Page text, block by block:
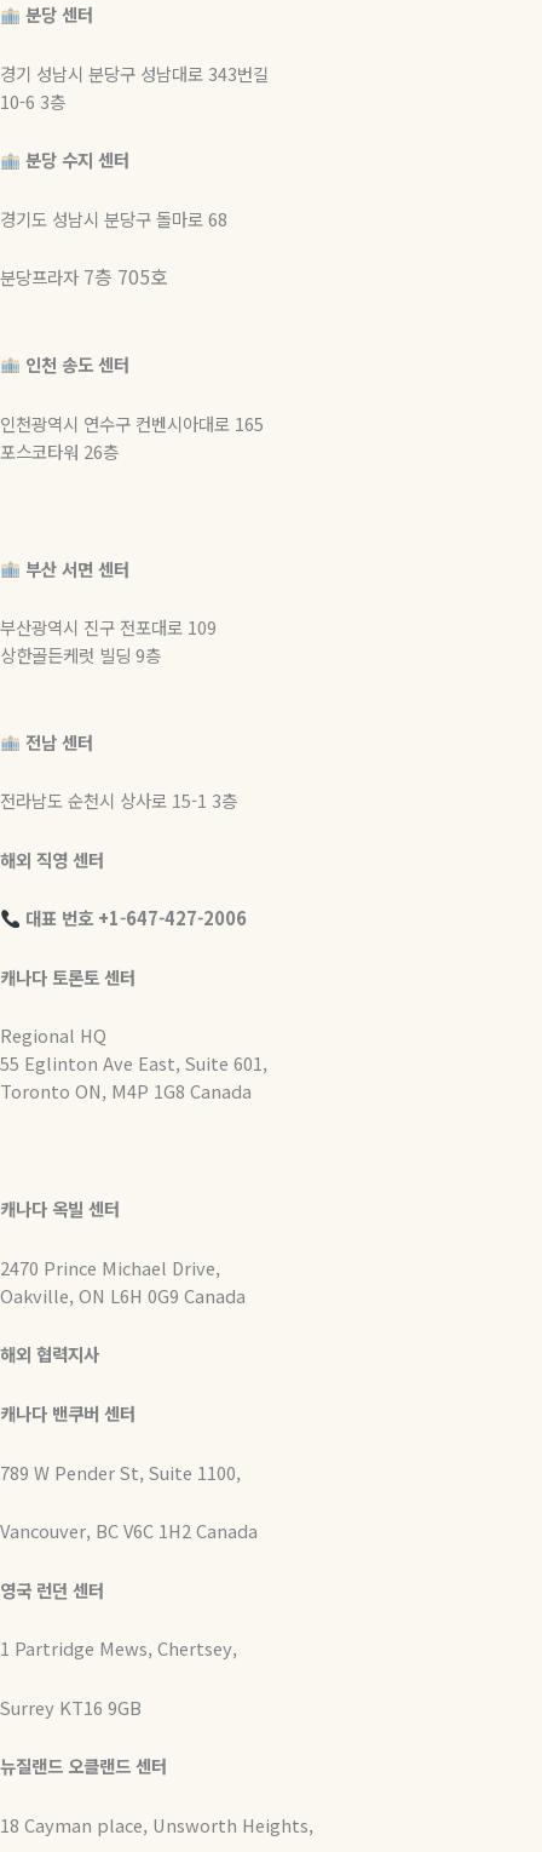
분당 센터
경기 성남시 분당구 성남대로 343번길
10-6 3층
분당 수지 센터
경기도 성남시 분당구 돌마로 68
분당프라자 7층 705호
인천 송도 센터
인천광역시 연수구 컨벤시아대로 165
포스코타워 26층
부산 서면 센터
부산광역시 진구 전포대로 109
상한골든케럿 빌딩 9층
전남 센터
전라남도 순천시 상사로 15-1 3층
해외 직영 센터
대표 번호 +1-647-427-2006
캐나다 토론토 센터
Regional HQ
55 Eglinton Ave East, Suite 601,
Toronto ON, M4P 1G8 Canada
캐나다 옥빌 센터
2470 Prince Michael Drive,
Oakville, ON L6H 0G9 Canada
해외 협력지사
캐나다 밴쿠버 센터
789 W Pender St, Suite 1100,
Vancouver, BC V6C 1H2 Canada
영국 런던 센터
1 Partridge Mews, Chertsey,
Surrey KT16 9GB
뉴질랜드 오클랜드 센터
18 Cayman place, Unsworth Heights,